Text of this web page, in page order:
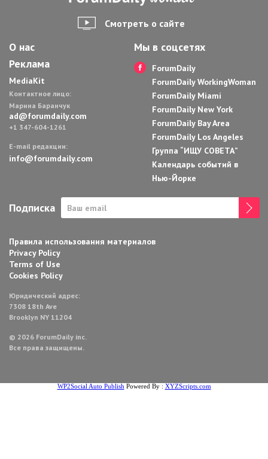
Смотреть о сайте
О нас
Реклама
MediaKit
Контактное лицо:
Марина Баранчук
ad@forumdaily.com
+1 347-604-1261
E-mail редакции:
info@forumdaily.com
Мы в соцсетях
ForumDaily
ForumDaily WorkingWoman
ForumDaily Miami
ForumDaily New York
ForumDaily Bay Area
ForumDaily Los Angeles
Группа “ИЩУ СОВЕТА”
Календарь событий в
Нью-Йорке
Подписка
Правила использования материалов
Privacy Policy
Terms of Use
Cookies Policy
Юридический адрес:
7308 18th Ave
Brooklyn NY 11204
© 2026 ForumDaily inc.
Все права защищены.
WP2Social Auto Publish Powered By : XYZScripts.com